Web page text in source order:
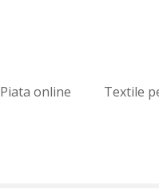
Piata online Textile